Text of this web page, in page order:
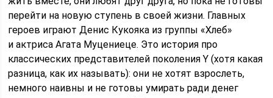
перейти на новую ступень в своей жизни. Главных
героев играют Денис Кукояка из группы «Хлеб»
и актриса Агата Муцениеце. Это история про
классических представителей поколения Y (хотя какая
разница, как их называть): они не хотят взрослеть,
немного наивны и не готовы умирать ради денег